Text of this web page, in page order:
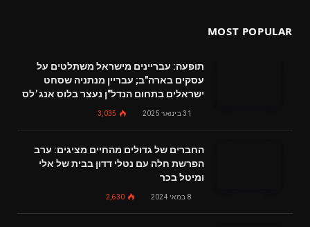
MOST POPULAR
תופעה: עבריינים מישראל משתלטים על
עסקים בארה"ב; עבריין מנתניה שסחט
ישראלים בתחום הנדל"ן נעצר בלוס אנג׳לס
31 בינואר 2025 3,035
החברים של גדולים מהחיים מציגים: ערב
הפרשת חלה עם נטלי דדון בבית של אלי
ומיטל בכר
8 במאי 2024 2,630